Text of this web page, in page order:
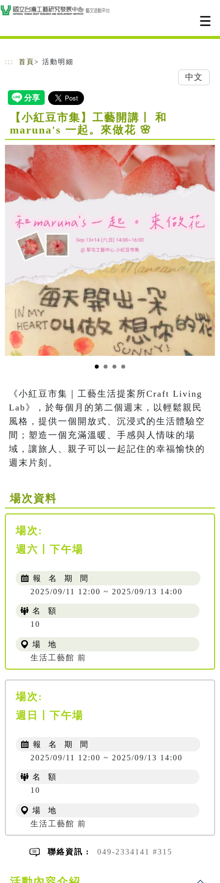
跳到主要內容
網站導覽
::: 首頁 > 活動明細
中文
【小紅豆市集】工藝開講〡 和
maruna's 一起。來做花 🌸
《小紅豆市集｜工藝生活提案所Craft Living
Lab》，於每個月的第二個週末，以輕鬆親民
風格，提供一個開放式、沉浸式的生活體驗空
間；塑造一個充滿溫暖、手感與人情味的場
域，讓旅人、親子可以一起記住的幸福愉快的
週末片刻。
場次資料
場次:
週六〡下午場
報 名 期 間
2025/09/11 12:00 ~ 2025/09/13 14:00
名 額
10
場 地
生活工藝館 前
場次:
週日〡下午場
報 名 期 間
2025/09/11 12:00 ~ 2025/09/13 14:00
名 額
10
場 地
生活工藝館 前
聯絡資訊 : 049-2334141 #315